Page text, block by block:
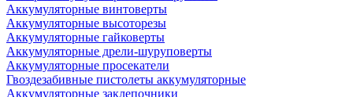
Аккумуляторные винтоверты
Аккумуляторные высоторезы
Аккумуляторные гайковерты
Аккумуляторные дрели-шуруповерты
Аккумуляторные просекатели
Гвоздезабивные пистолеты аккумуляторные
Аккумуляторные заклепочники